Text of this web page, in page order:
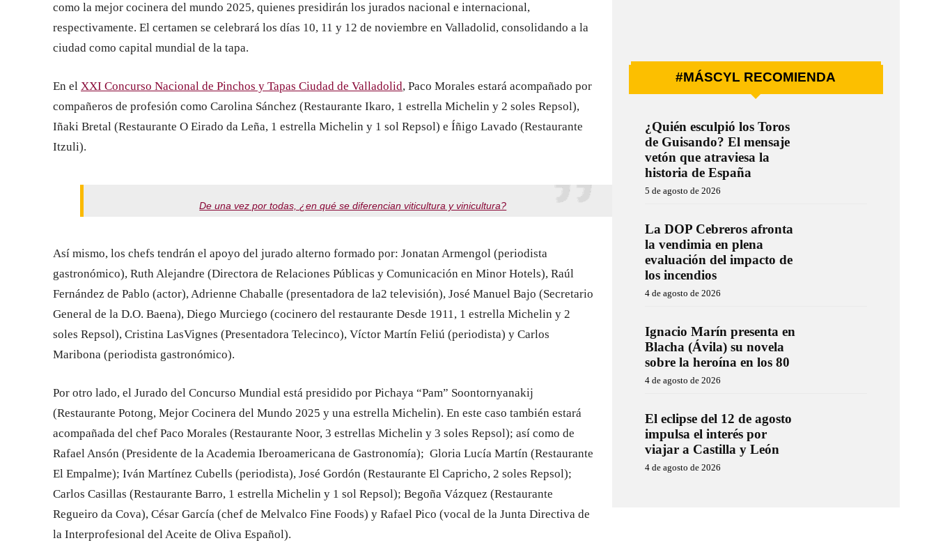
como la mejor cocinera del mundo 2025, quienes presidirán los jurados nacional e internacional,
respectivamente. El certamen se celebrará los días 10, 11 y 12 de noviembre en Valladolid, consolidando a la
ciudad como capital mundial de la tapa.
En el XXI Concurso Nacional de Pinchos y Tapas Ciudad de Valladolid, Paco Morales estará acompañado por
compañeros de profesión como Carolina Sánchez (Restaurante Ikaro, 1 estrella Michelin y 2 soles Repsol),
Iñaki Bretal (Restaurante O Eirado da Leña, 1 estrella Michelin y 1 sol Repsol) e Íñigo Lavado (Restaurante
Itzuli).
De una vez por todas, ¿en qué se diferencian viticultura y vinicultura?
Así mismo, los chefs tendrán el apoyo del jurado alterno formado por: Jonatan Armengol (periodista
gastronómico), Ruth Alejandre (Directora de Relaciones Públicas y Comunicación en Minor Hotels), Raúl
Fernández de Pablo (actor), Adrienne Chaballe (presentadora de la2 televisión), José Manuel Bajo (Secretario
General de la D.O. Baena), Diego Murciego (cocinero del restaurante Desde 1911, 1 estrella Michelin y 2
soles Repsol), Cristina LasVignes (Presentadora Telecinco), Víctor Martín Feliú (periodista) y Carlos
Maribona (periodista gastronómico).
Por otro lado, el Jurado del Concurso Mundial está presidido por Pichaya “Pam” Soontornyanakij
(Restaurante Potong, Mejor Cocinera del Mundo 2025 y una estrella Michelin). En este caso también estará
acompañada del chef Paco Morales (Restaurante Noor, 3 estrellas Michelin y 3 soles Repsol); así como de
Rafael Ansón (Presidente de la Academia Iberoamericana de Gastronomía); Gloria Lucía Martín (Restaurante
El Empalme); Iván Martínez Cubells (periodista), José Gordón (Restaurante El Capricho, 2 soles Repsol);
Carlos Casillas (Restaurante Barro, 1 estrella Michelin y 1 sol Repsol); Begoña Vázquez (Restaurante
Regueiro da Cova), César García (chef de Melvalco Fine Foods) y Rafael Pico (vocal de la Junta Directiva de
la Interprofesional del Aceite de Oliva Español).
#MÁSCYL RECOMIENDA
¿Quién esculpió los Toros
de Guisando? El mensaje
vetón que atraviesa la
historia de España
5 de agosto de 2026
La DOP Cebreros afronta
la vendimia en plena
evaluación del impacto de
los incendios
4 de agosto de 2026
Ignacio Marín presenta en
Blacha (Ávila) su novela
sobre la heroína en los 80
4 de agosto de 2026
El eclipse del 12 de agosto
impulsa el interés por
viajar a Castilla y León
4 de agosto de 2026